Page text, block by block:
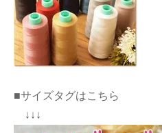
■サイズタグはこちら
↓↓↓